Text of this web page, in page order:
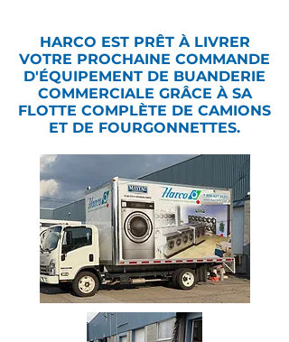
HARCO EST PRÊT À LIVRER
VOTRE PROCHAINE COMMANDE
D'ÉQUIPEMENT DE BUANDERIE
COMMERCIALE GRÂCE À SA
FLOTTE COMPLÈTE DE CAMIONS
ET DE FOURGONNETTES.